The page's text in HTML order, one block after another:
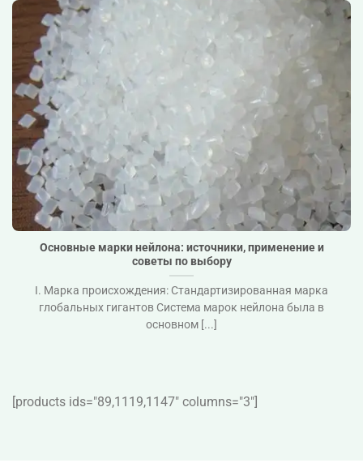
Основные марки нейлона: источники, применение и
советы по выбору">
Основные марки нейлона: источники, применение и
советы по выбору
I. Марка происхождения: Стандартизированная марка
глобальных гигантов Система марок нейлона была в
основном [...]
[products ids="89,1119,1147″ columns="3″]